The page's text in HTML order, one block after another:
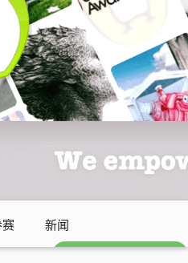
新闻
免费每周通讯 (英文)